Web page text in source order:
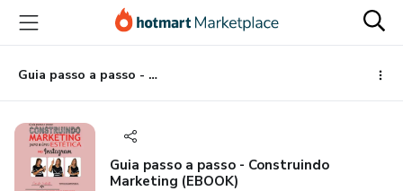
para
conteúdo
principal
para
pagamento
para
rodapé
Guia passo a passo - Construindo Marketing (EBOOK)
Guia passo a passo - Construindo
Marketing (EBOOK)